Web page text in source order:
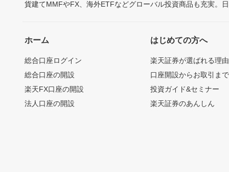
貨建てMMFやFX、海外ETFなどグローバル投資商品も充実。
ホーム
総合口座ログイン
総合口座の開設
楽天FX口座の開設
法人口座の開設
はじめての方へ
楽天証券が選ばれる理由
口座開設からお取引ま
投資ガイド&セミナー
楽天証券のあんしん